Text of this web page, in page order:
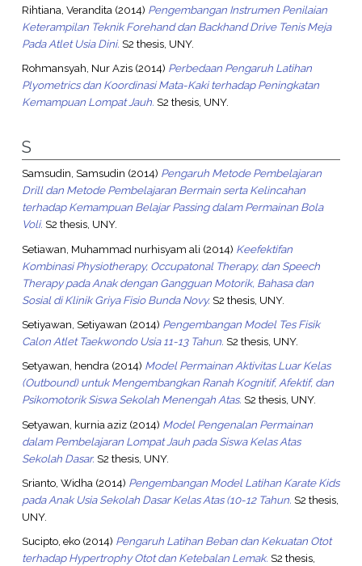
Rihtiana, Verandita (2014) Pengembangan Instrumen Penilaian
Keterampilan Teknik Forehand dan Backhand Drive Tenis Meja
Pada Atlet Usia Dini. S2 thesis, UNY.
Rohmansyah, Nur Azis(2014) Perbedaan Pengaruh Latihan
Plyometrics dan Koordinasi Mata-Kaki terhadap Peningkatan
Kemampuan Lompat Jauh. S2 thesis, UNY.
S
Samsudin, Samsudin (2014) Pengaruh Metode Pembelajaran
Drill dan Metode Pembelajaran Bermain serta Kelincahan
terhadap Kemampuan Belajar Passing dalam Permainan Bola
Voli. S2 thesis, UNY.
Setiawan, Muhammad nurhisyam ali (2014) Keefektifan
Kombinasi Physiotherapy, Occupatonal Therapy, dan Speech
Therapy pada Anak dengan Gangguan Motorik, Bahasa dan
Sosial di Klinik Griya Fisio Bunda Novy.S2 thesis, UNY.
Setiyawan, Setiyawan (2014) Pengembangan Model Tes Fisik
Calon Atlet Taekwondo Usia 11-13 Tahun. S2 thesis, UNY.
Setyawan, hendra(2014) Model Permainan Aktivitas Luar Kelas
(Outbound) untuk Mengembangkan Ranah Kognitif, Afektif, dan
Psikomotorik Siswa Sekolah Menengah Atas. S2 thesis, UNY.
Setyawan, kurnia aziz(2014) Model Pengenalan Permainan
dalam Pembelajaran Lompat Jauh pada Siswa Kelas Atas
Sekolah Dasar. S2 thesis, UNY.
Srianto, Widha (2014) Pengembangan Model Latihan Karate Kids
pada Anak Usia Sekolah Dasar Kelas Atas (10-12 Tahun. S2 thesis,
UNY.
Sucipto, eko(2014) Pengaruh Latihan Beban dan Kekuatan Otot
terhadap Hypertrophy Otot dan Ketebalan Lemak. S2 thesis,